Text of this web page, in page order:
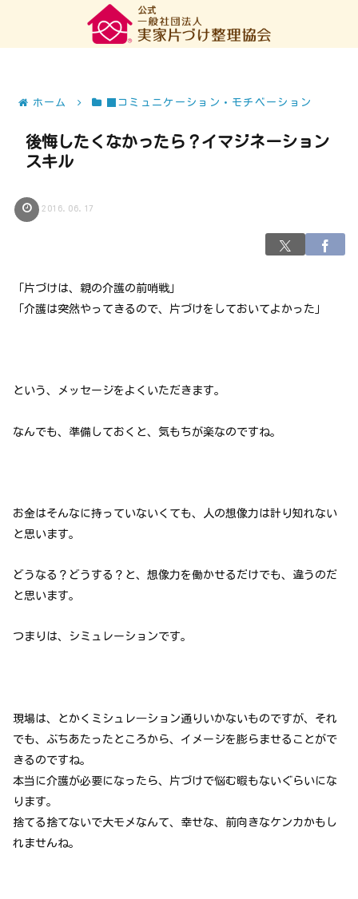
ホーム ■コミュニケーション・モチベーション
後悔したくなかったら？イマジネーション
スキル
2016.06.17
「片づけは、親の介護の前哨戦」
「介護は突然やってきるので、片づけをしておいてよかった」
という、メッセージをよくいただきます。
なんでも、準備しておくと、気もちが楽なのですね。
お金はそんなに持っていないくても、人の想像力は計り知れない
と思います。
どうなる？どうする？と、想像力を働かせるだけでも、違うのだ
と思います。
つまりは、シミュレーションです。
現場は、とかくミシュレ―ション通りいかないものですが、それ
でも、ぶちあたったところから、イメージを膨らませることがで
きるのですね。
本当に介護が必要になったら、片づけで悩む暇もないぐらいにな
ります。
捨てる捨てないで大モメなんて、幸せな、前向きなケンカかもし
れませんね。